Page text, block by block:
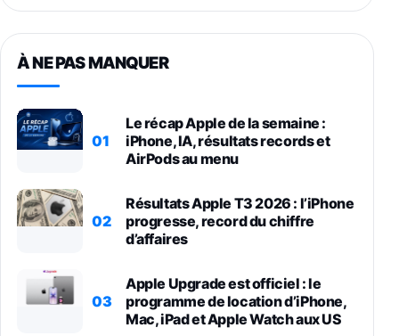
À NE PAS MANQUER
01
Le récap Apple de la semaine :
iPhone, IA, résultats records et
AirPods au menu
02
Résultats Apple T3 2026 : l’iPhone
progresse, record du chiffre
d’affaires
03
Apple Upgrade est officiel : le
programme de location d’iPhone,
Mac, iPad et Apple Watch aux US